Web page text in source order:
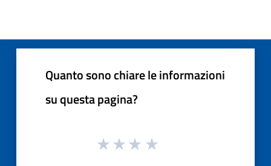
Quanto sono chiare le informazioni
su questa pagina?